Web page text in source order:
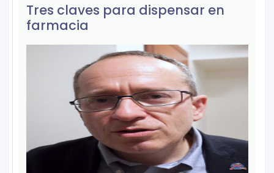
Tres claves para dispensar en
farmacia